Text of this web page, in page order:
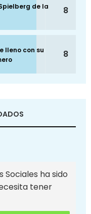
de la
8
lleno con su
8
Sociales ha sido
tener